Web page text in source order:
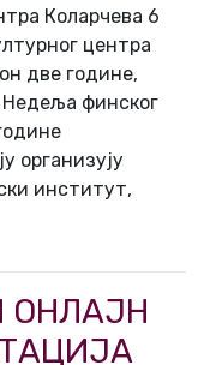
Коларчева 6
центра
две године,
финског
организују
институт,
ОНЛАЈН